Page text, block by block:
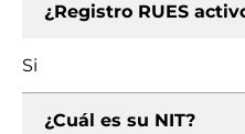
¿Registro RUES
Si
¿Cuál es su NIT?